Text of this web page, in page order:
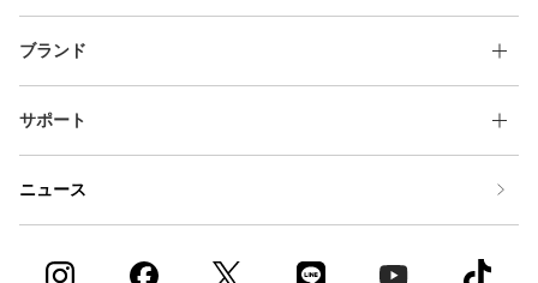
ブランド
サポート
ニュース